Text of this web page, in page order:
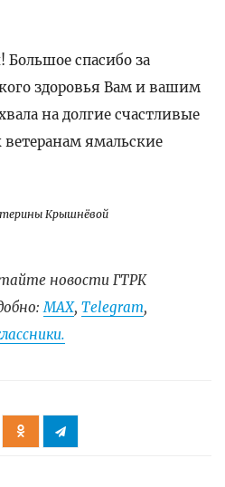
спасибо за
здоровья Вам и вашим
на долгие счастливые
ямальские
Крышнёвой
новости ГТРК
МАХ, Telegram,